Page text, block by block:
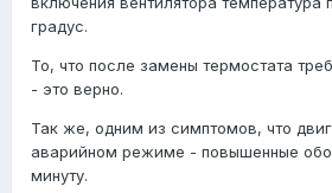
градус.
То, что после замены термостата
- это верно.
Так же, одним из симптомов, что
аварийном режиме - повышенные
минуту.